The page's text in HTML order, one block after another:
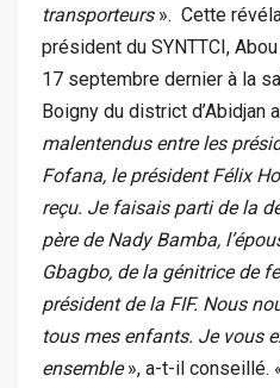
transporteurs». Cette
président du SYNTTCI,
17 septembre dernier à la
Boigny du district d’Abidjan
malentendus entre les
Fofana, le président Félix
reçu. Je faisais parti de la
père de Nady Bamba,
Gbagbo, de la génitrice de
président de la FIF. Nous
tous mes enfants. Je vous
ensemble», a-t-il conseillé.